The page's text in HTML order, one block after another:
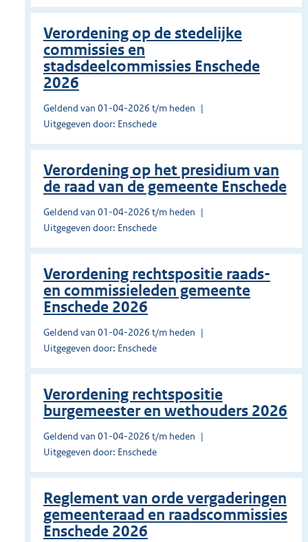
Verordening op de stedelijke
commissies en
stadsdeelcommissies Enschede
2026
Geldend van 01-04-2026 t/m heden
Uitgegeven door: Enschede
Verordening op het presidium van
de raad van de gemeente Enschede
Geldend van 01-04-2026 t/m heden
Uitgegeven door: Enschede
Verordening rechtspositie raads-
en commissieleden gemeente
Enschede 2026
Geldend van 01-04-2026 t/m heden
Uitgegeven door: Enschede
Verordening rechtspositie
burgemeester en wethouders 2026
Geldend van 01-04-2026 t/m heden
Uitgegeven door: Enschede
Reglement van orde vergaderingen
gemeenteraad en raadscommissies
Enschede 2026